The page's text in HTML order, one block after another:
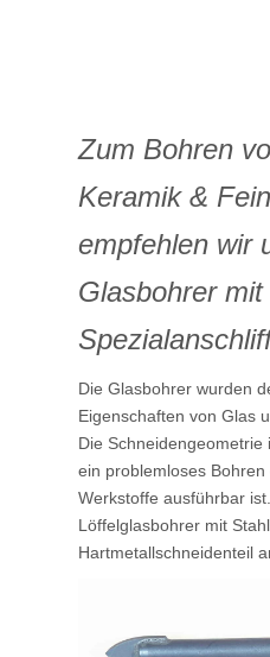
Zum Bohren
Keramik &
empfehlen wir
Glasbohrer mit
Die Glasbohrer wurden
Eigenschaften von Glas
Die Schneidengeometrie
ein problemloses
Werkstoffe ausführbar
Löffelglasbohrer mit
Hartmetallschneidenteil